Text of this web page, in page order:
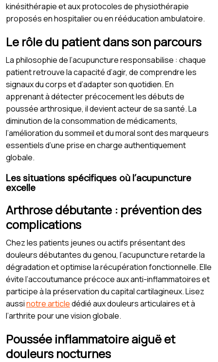
kinésithérapie et aux protocoles de physiothérapie
proposés en hospitalier ou en rééducation ambulatoire.
Le rôle du patient dans son parcours
La philosophie de l’acupuncture responsabilise : chaque
patient retrouve la capacité d’agir, de comprendre les
signaux du corps et d’adapter son quotidien. En
apprenant à détecter précocement les débuts de
poussée arthrosique, il devient acteur de sa santé. La
diminution de la consommation de médicaments,
l’amélioration du sommeil et du moral sont des marqueurs
essentiels d’une prise en charge authentiquement
globale.
Les situations spécifiques où l’acupuncture
excelle
Arthrose débutante : prévention des
complications
Chez les patients jeunes ou actifs présentant des
douleurs débutantes du genou, l’acupuncture retarde la
dégradation et optimise la récupération fonctionnelle. Elle
évite l’accoutumance précoce aux anti-inflammatoires et
participe à la préservation du capital cartilagineux. Lisez
aussinotre articledédié aux douleurs articulaires et à
l’arthrite pour une vision globale.
Poussée inflammatoire aiguë et
douleurs nocturnes